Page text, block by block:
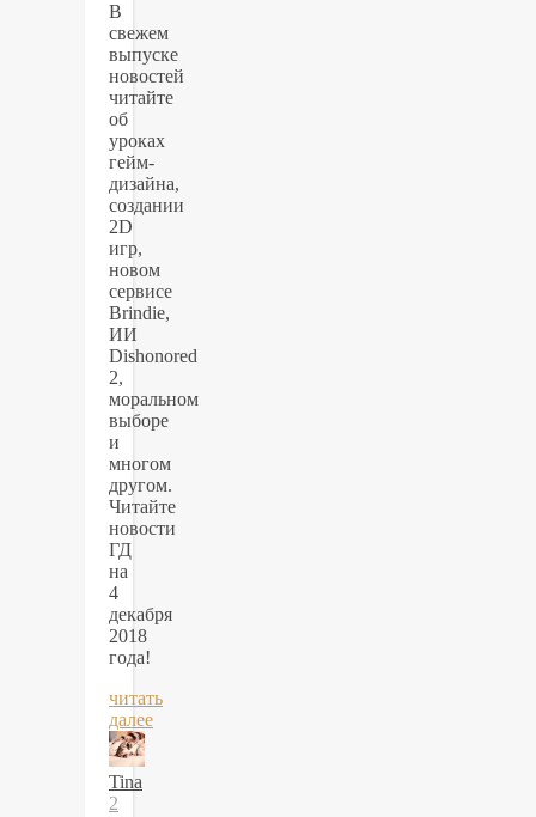
В
свежем
выпуске
новостей
читайте
об
уроках
гейм-
дизайна,
создании
2D
игр,
новом
сервисе
Brindie,
ИИ
Dishonored
2,
моральном
выборе
и
многом
другом.
Читайте
новости
ГД
на
4
декабря
2018
года!
читать
далее
Tina
2